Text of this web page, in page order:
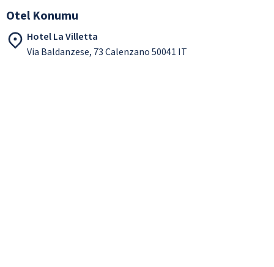
Otel Konumu
Hotel La Villetta
Via Baldanzese, 73 Calenzano 50041 IT